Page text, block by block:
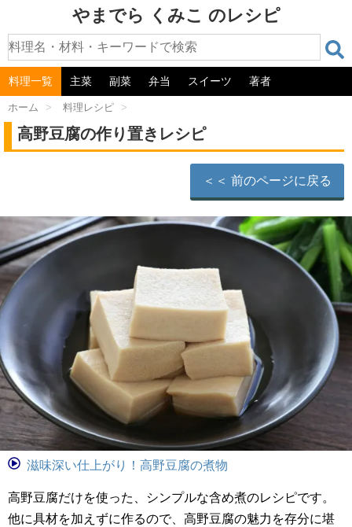
やまでら くみこ のレシピ
料理一覧 主菜 副菜 弁当 スイーツ 著者
ホーム > 料理レシピ >
高野豆腐の作り置きレシピ
＜＜ 前のページに戻る
滋味深い仕上がり！高野豆腐の煮物
高野豆腐だけを使った、シンプルな含め煮のレシピです。
他に具材を加えずに作るので、高野豆腐の魅力を存分に堪